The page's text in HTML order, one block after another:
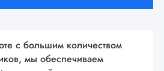
с большим количеством
мы обеспечиваем